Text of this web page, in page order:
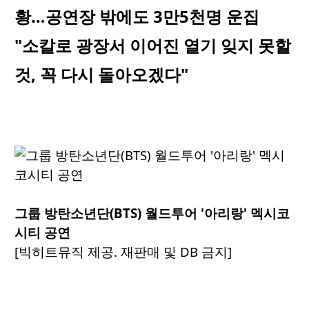
황…공연장 밖에도 3만5천명 운집
"소칼로 광장서 이어진 열기 잊지 못할
것, 꼭 다시 돌아오겠다"
그룹 방탄소년단(BTS) 월드투어 '아리랑' 멕시코
시티 공연
[빅히트뮤직 제공. 재판매 및 DB 금지]